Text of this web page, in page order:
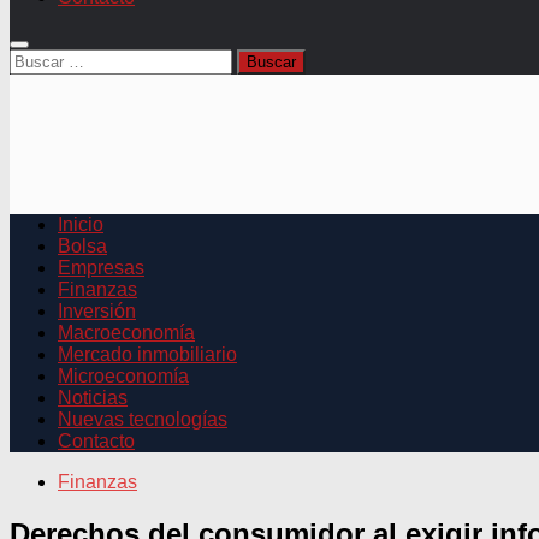
Buscar:
Inicio
Bolsa
Empresas
Finanzas
Inversión
Macroeconomía
Mercado inmobiliario
Microeconomía
Noticias
Nuevas tecnologías
Contacto
Finanzas